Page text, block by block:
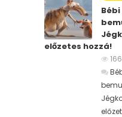
előzetes hozzá!